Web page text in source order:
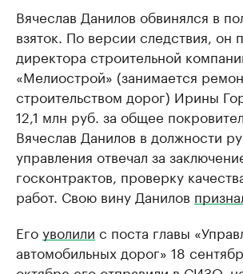
Вячеслав Данилов обвинялся в
взяток. По версии следствия, он
директора строительной
«Мелиострой» (занимается
строительством дорог) Ирины
12,1 млн руб. за общее
Вячеслав Данилов в должности
управления отвечал за
госконтрактов, проверку
работ. Свою вину Данилов
Егоуволили с поста главы
автомобильных дорог» 18